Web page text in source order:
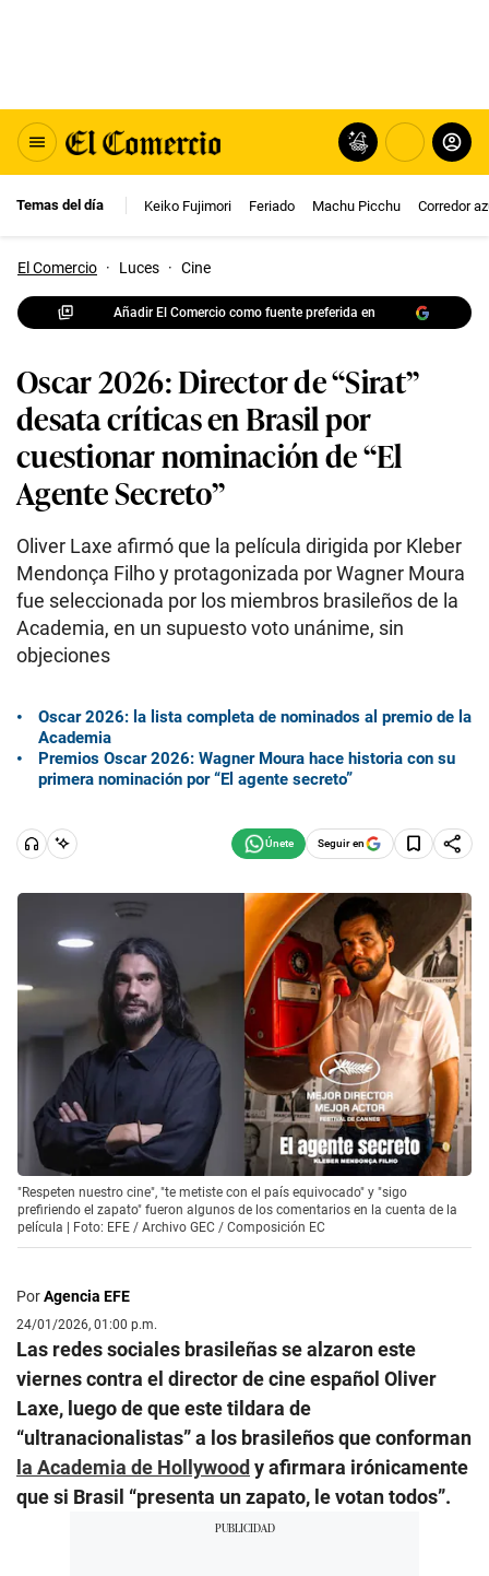
Temas del día Keiko Fujimori Feriado Machu Picchu Corredor
El Comercio · Luces · Cine
Añadir El Comercio como fuente preferida en
Oscar 2026: Director de “Sirat”
desata críticas en Brasil por
cuestionar nominación de “El
Agente Secreto”
Oliver Laxe afirmó que la película dirigida por Kleber
Mendonça Filho y protagonizada por Wagner Moura
fue seleccionada por los miembros brasileños de la
Academia, en un supuesto voto unánime, sin
objeciones
Oscar 2026: la lista completa de nominados al premio de la
Academia
Premios Oscar 2026: Wagner Moura hace historia con su
primera nominación por “El agente secreto”
Seguir en
"Respeten nuestro cine", "te metiste con el país equivocado" y "sigo
prefiriendo el zapato" fueron algunos de los comentarios en la cuenta de la
película | Foto: EFE / Archivo GEC / Composición EC
PorAgencia EFE
24/01/2026, 01:00 p.m.
Las redes sociales brasileñas se alzaron este
viernes contra el director de cine español Oliver
Laxe, luego de que este tildara de
“ultranacionalistas” a los brasileños que conforman
la Academia de Hollywood y afirmara irónicamente
que si Brasil “presenta un zapato, le votan todos”.